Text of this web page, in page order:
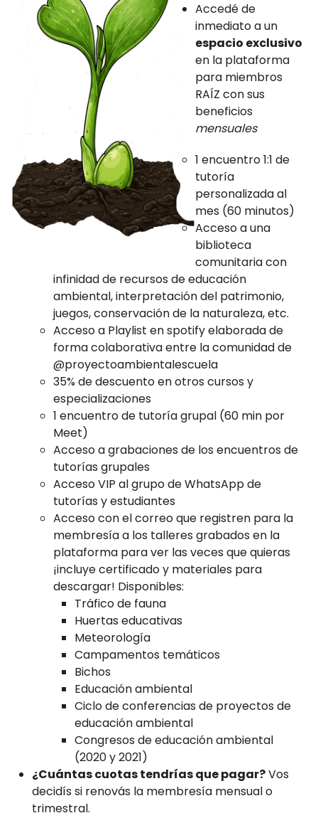
Accedé de
inmediato a un
espacio exclusivo
en la plataforma
para miembros
RAÍZ con sus
beneficios
mensuales
1 encuentro 1:1 de
tutoría
personalizada al
mes (60 minutos)
Acceso a una
biblioteca
comunitaria con
infinidad de recursos de educación
ambiental, interpretación del patrimonio,
juegos, conservación de la naturaleza, etc.
Acceso a Playlist en spotify elaborada de
forma colaborativa entre la comunidad de
@proyectoambientalescuela
35% de descuento en otros cursos y
especializaciones
1 encuentro de tutoría grupal (60 min por
Meet)
Acceso a grabaciones de los encuentros de
tutorías grupales
Acceso VIP al grupo de WhatsApp de
tutorías y estudiantes
Acceso con el correo que registren para la
membresía a los talleres grabados en la
plataforma para ver las veces que quieras
¡incluye certificado y materiales para
descargar! Disponibles:
Tráfico de fauna
Huertas educativas
Meteorología
Campamentos temáticos
Bichos
Educación ambiental
Ciclo de conferencias de proyectos de
educación ambiental
Congresos de educación ambiental
(2020 y 2021)
¿Cuántas cuotas tendrías que pagar?Vos
decidís si renovás la membresía mensual o
trimestral.